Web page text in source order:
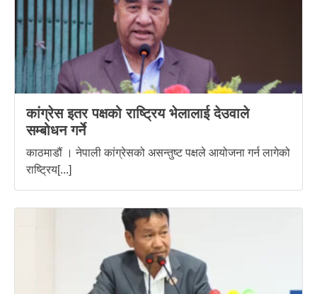
कांग्रेस इतर पक्षको राष्ट्रिय भेलालाई देउवाले
सम्बोधन गर्ने
काठमाडौं । नेपाली कांग्रेसको असन्तुष्ट पक्षले आयोजना गर्न लागेको
राष्ट्रिय[...]